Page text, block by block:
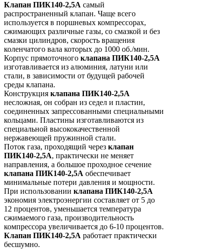
Клапан ПИК140-2,5А самый
распространенный клапан. Чаще всего
используется в поршневых компрессорах,
сжимающих различные газы, со смазкой и без
смазки цилиндров, скорость вращения
коленчатого вала которых до 1000 об./мин.
Корпус прямоточного клапана ПИК140-2,5А
изготавливается из алюминия, латуни или
стали, в зависимости от будущей рабочей
среды клапана.
Конструкция клапана ПИК140-2,5А
несложная, он собран из седел и пластин,
соединенных запрессованными специальными
кольцами. Пластины изготавливаются из
специальной высококачественной
нержавеющей пружинной стали.
Поток газа, проходящий через клапан
ПИК140-2,5А, практически не меняет
направления, а большое проходное сечение
клапана ПИК140-2,5А обеспечивает
минимальные потери давления и мощности.
При использовании клапана ПИК140-2,5А
экономия электроэнергии составляет от 5 до
12 процентов, уменьшается температура
сжимаемого газа, производительность
компрессора увеличивается до 6-10 процентов.
Клапан ПИК140-2,5А работает практически
бесшумно.